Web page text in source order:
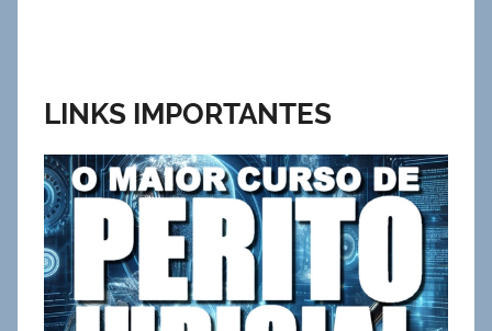
LINKS IMPORTANTES